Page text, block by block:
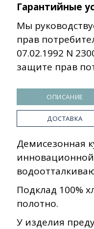
Гарантийные
Мы
прав
07.02.1992 N
защите прав
ОПИСАНИЕ
ДОСТАВКА
Демисезонная
Подклад 100%
полотно.
У изделия